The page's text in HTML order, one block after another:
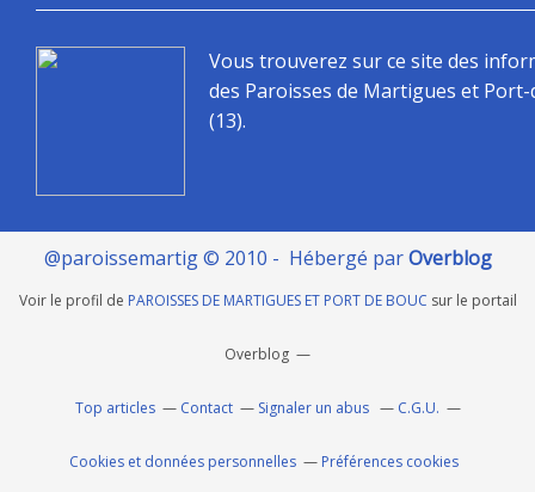
Vous trouverez sur ce site des
des Paroisses de Martigues et
(13).
@paroissemartig © 2010 - Hébergé parOverblog
Voir le profil de PAROISSES DE MARTIGUES ET PORT DE BOUC sur le portail
Overblog
Top articles Contact Signaler un abus C.G.U.
Cookies et données personnelles Préférences cookies